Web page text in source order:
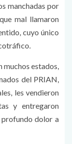
manchadas por
mal llamaron
cuyo único
estados,
del PRIAN,
les vendieron
y entregaron
profundo dolor a